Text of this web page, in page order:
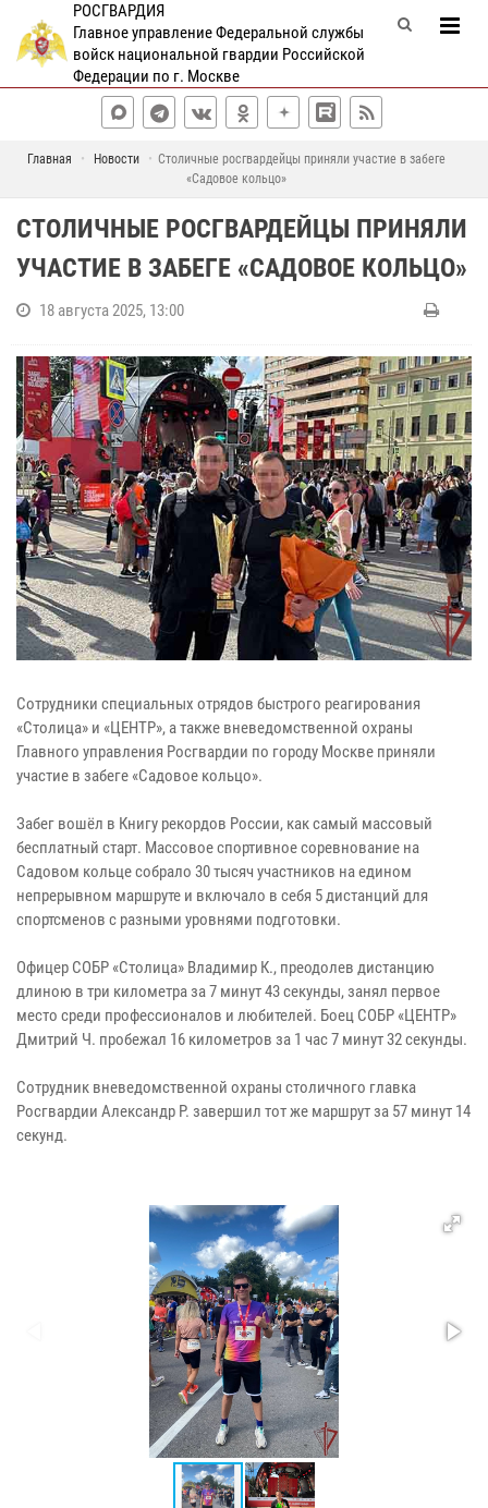
РОСГВАРДИЯ
Главное управление Федеральной службы
войск национальной гвардии Российской
Федерации по г. Москве
Главная Новости
Столичные росгвардейцы приняли участие в забеге
«Садовое кольцо»
СТОЛИЧНЫЕ РОСГВАРДЕЙЦЫ ПРИНЯЛИ
УЧАСТИЕ В ЗАБЕГЕ «САДОВОЕ КОЛЬЦО»
18 августа 2025, 13:00
Сотрудники специальных отрядов быстрого реагирования
«Столица» и «ЦЕНТР», а также вневедомственной охраны
Главного управления Росгвардии по городу Москве приняли
участие в забеге «Садовое кольцо».
Забег вошёл в Книгу рекордов России, как самый массовый
бесплатный старт. Массовое спортивное соревнование на
Садовом кольце собрало 30 тысяч участников на едином
непрерывном маршруте и включало в себя 5 дистанций для
спортсменов с разными уровнями подготовки.
Офицер СОБР «Столица» Владимир К., преодолев дистанцию
длиною в три километра за 7 минут 43 секунды, занял первое
место среди профессионалов и любителей. Боец СОБР «ЦЕНТР»
Дмитрий Ч. пробежал 16 километров за 1 час 7 минут 32 секунды.
Сотрудник вневедомственной охраны столичного главка
Росгвардии Александр Р. завершил тот же маршрут за 57 минут 14
секунд.